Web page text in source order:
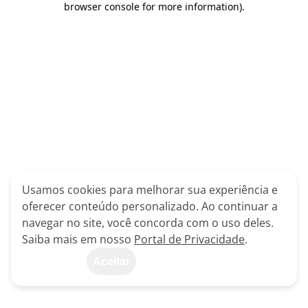
browser console for more information).
Usamos cookies para melhorar sua experiência e
oferecer conteúdo personalizado. Ao continuar a
navegar no site, você concorda com o uso deles.
Saiba mais em nosso Portal de Privacidade.